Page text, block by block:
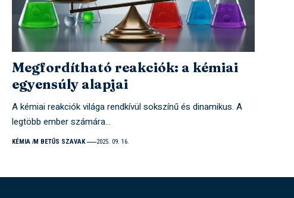
Megfordítható reakciók: a kémiai
egyensúly alapjai
A kémiai reakciók világa rendkívül sokszínű és dinamikus. A
legtöbb ember számára…
KÉMIA M BETŰS SZAVAK 2025. 09. 16.